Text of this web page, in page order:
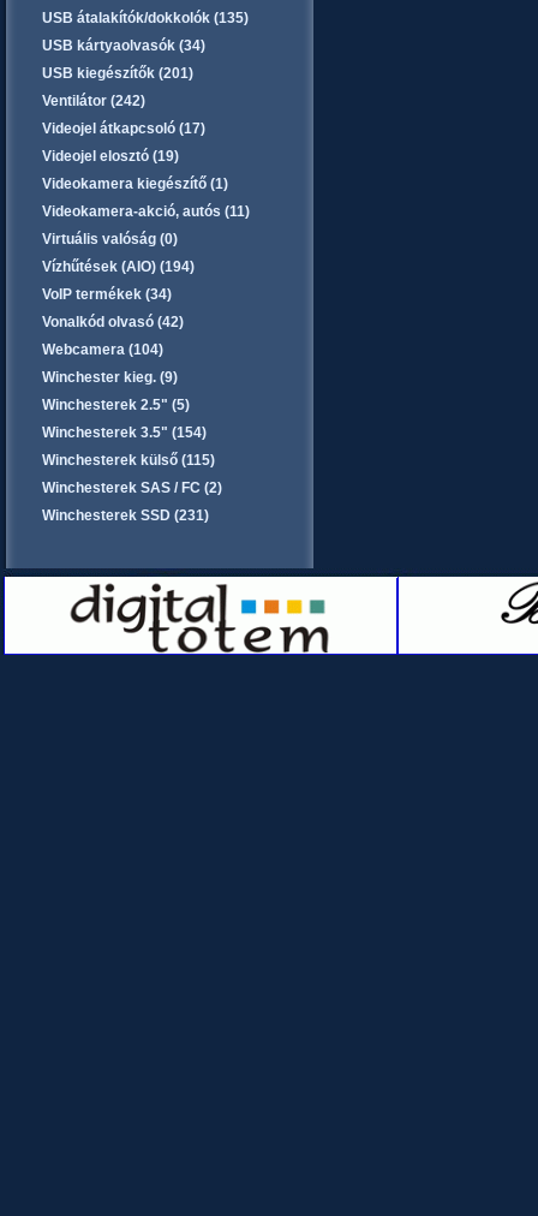
USB átalakítók/dokkolók (135)
USB kártyaolvasók (34)
USB kiegészítők (201)
Ventilátor (242)
Videojel átkapcsoló (17)
Videojel elosztó (19)
Videokamera kiegészítő (1)
Videokamera-akció, autós (11)
Virtuális valóság (0)
Vízhűtések (AIO) (194)
VoIP termékek (34)
Vonalkód olvasó (42)
Webcamera (104)
Winchester kieg. (9)
Winchesterek 2.5" (5)
Winchesterek 3.5" (154)
Winchesterek külső (115)
Winchesterek SAS / FC (2)
Winchesterek SSD (231)